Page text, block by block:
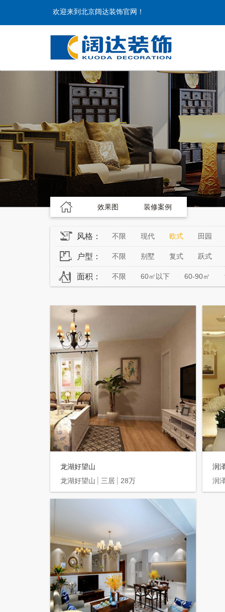
欢迎来到北京阔达装饰官网！
效果图 装修案例
风格： 不限 现代 欧式 田园
户型： 不限 别墅 复式 跃式
面积： 不限 60㎡以下 60-90㎡
龙湖好望山
龙湖好望山
三居 28万
润
润